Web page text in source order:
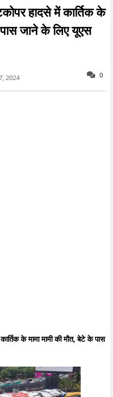
हादसे में कार्तिक के
पास जाने के लिए यूएस
0
2024
के मामा मामी की मौत, बेटे के पास